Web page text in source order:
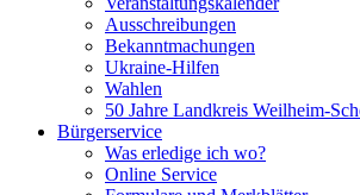
Ausschreibungen
Bekanntmachungen
Ukraine-Hilfen
Wahlen
50 Jahre Landkreis Weilheim-
Bürgerservice
Was erledige ich wo?
Online Service